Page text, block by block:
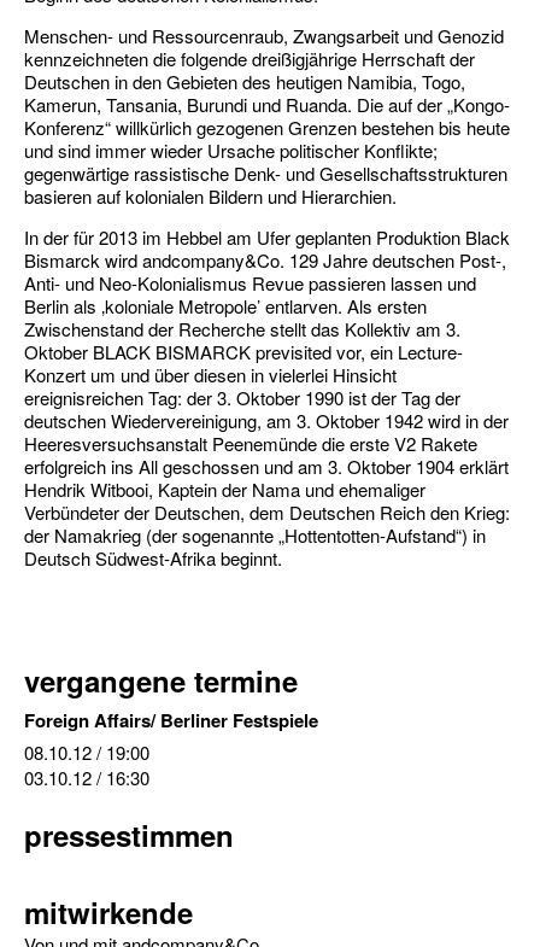
Menschen- und Ressourcenraub, Zwangsarbeit und Genozid
kennzeichneten die folgende dreißigjährige Herrschaft der
Deutschen in den Gebieten des heutigen Namibia, Togo,
Kamerun, Tansania, Burundi und Ruanda. Die auf der „Kongo-
Konferenz“ willkürlich gezogenen Grenzen bestehen bis heute
und sind immer wieder Ursache politischer Konflikte;
gegenwärtige rassistische Denk- und Gesellschaftsstrukturen
basieren auf kolonialen Bildern und Hierarchien.
In der für 2013 im Hebbel am Ufer geplanten Produktion Black
Bismarck wird andcompany&Co. 129 Jahre deutschen Post-,
Anti- und Neo-Kolonialismus Revue passieren lassen und
Berlin als ‚koloniale Metropole’ entlarven. Als ersten
Zwischenstand der Recherche stellt das Kollektiv am 3.
Oktober BLACK BISMARCK previsited vor, ein Lecture-
Konzert um und über diesen in vielerlei Hinsicht
ereignisreichen Tag: der 3. Oktober 1990 ist der Tag der
deutschen Wiedervereinigung, am 3. Oktober 1942 wird in der
Heeresversuchsanstalt Peenemünde die erste V2 Rakete
erfolgreich ins All geschossen und am 3. Oktober 1904 erklärt
Hendrik Witbooi, Kaptein der Nama und ehemaliger
Verbündeter der Deutschen, dem Deutschen Reich den Krieg:
der Namakrieg (der sogenannte „Hottentotten-Aufstand“) in
Deutsch Südwest-Afrika beginnt.
vergangene termine
Foreign Affairs/ Berliner Festspiele
08.10.12/ 19:00
03.10.12/ 16:30
pressestimmen
mitwirkende